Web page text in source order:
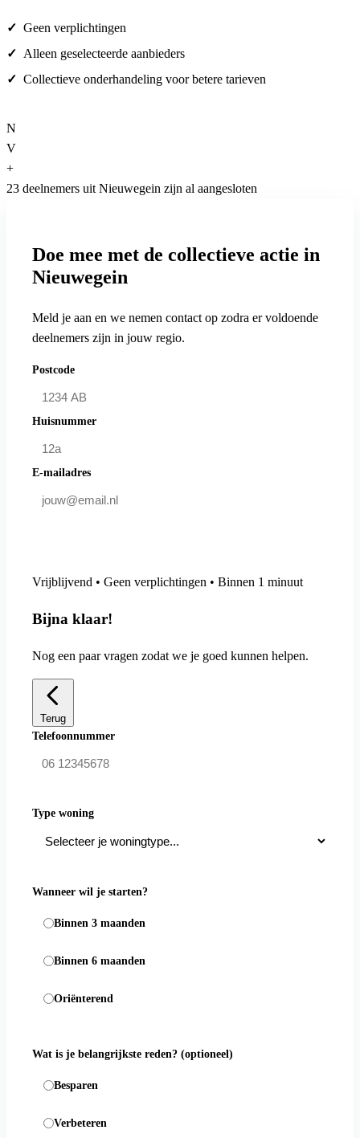
Geen verplichtingen
Alleen geselecteerde aanbieders
Collectieve onderhandeling voor betere tarieven
N
V
+
23 deelnemers uit Nieuwegein zijn al aangesloten
Doe mee met de collectieve actie in
Nieuwegein
Meld je aan en we nemen contact op zodra er voldoende
deelnemers zijn in jouw regio.
Postcode
Huisnummer
E-mailadres
Vrijblijvend • Geen verplichtingen • Binnen 1 minuut
Bijna klaar!
Nog een paar vragen zodat we je goed kunnen helpen.
Terug
Telefoonnummer
Type woning
Wanneer wil je starten?
Binnen 3 maanden
Binnen 6 maanden
Oriënterend
Wat is je belangrijkste reden? (optioneel)
Besparen
Verbeteren